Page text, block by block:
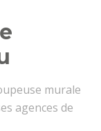
murale
agences de